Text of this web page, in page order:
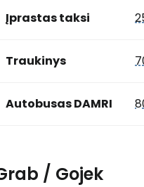
Įprastas taksi
Traukinys
Autobusas DAMRI
/ Gojek